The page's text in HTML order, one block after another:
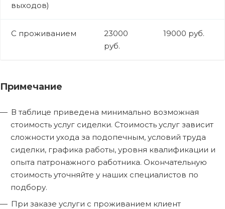
выходов)
С проживанием
23000
руб.
19000 руб.
Примечание
В таблице приведена минимально возможная
стоимость услуг сиделки. Стоимость услуг зависит
сложности ухода за подопечным, условий труда
сиделки, графика работы, уровня квалификации и
опыта патронажного работника. Окончательную
стоимость уточняйте у наших специалистов по
подбору.
При заказе услуги с проживанием клиент